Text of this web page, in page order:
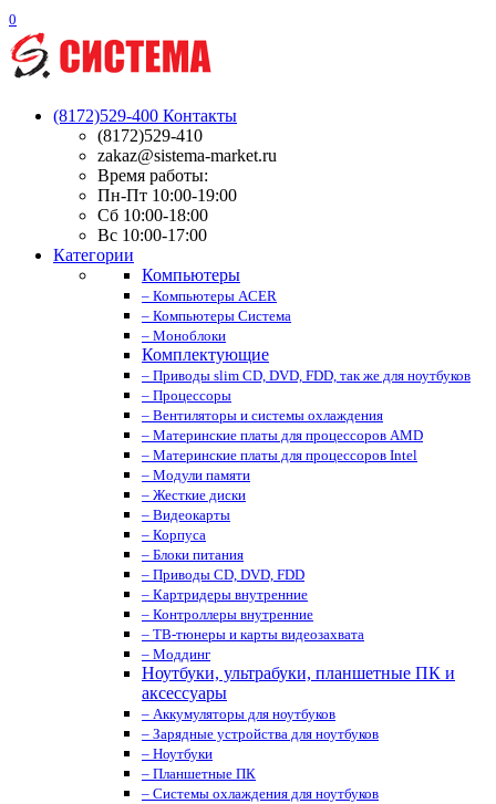
0
(8172)529-400 Контакты
(8172)529-410
zakaz@sistema-market.ru
Время работы:
Пн-Пт 10:00-19:00
Сб 10:00-18:00
Вс 10:00-17:00
Категории
Компьютеры
– Компьютеры ACER
– Компьютеры Система
– Моноблоки
Комплектующие
– Приводы slim CD, DVD, FDD, так же для ноутбуков
– Процессоры
– Вентиляторы и системы охлаждения
– Материнские платы для процессоров AMD
– Материнские платы для процессоров Intel
– Модули памяти
– Жесткие диски
– Видеокарты
– Корпуса
– Блоки питания
– Приводы CD, DVD, FDD
– Картридеры внутренние
– Контроллеры внутренние
– ТВ-тюнеры и карты видеозахвата
– Моддинг
Ноутбуки, ультрабуки, планшетные ПК и
аксессуары
– Аккумуляторы для ноутбуков
– Зарядные устройства для ноутбуков
– Ноутбуки
– Планшетные ПК
– Системы охлаждения для ноутбуков